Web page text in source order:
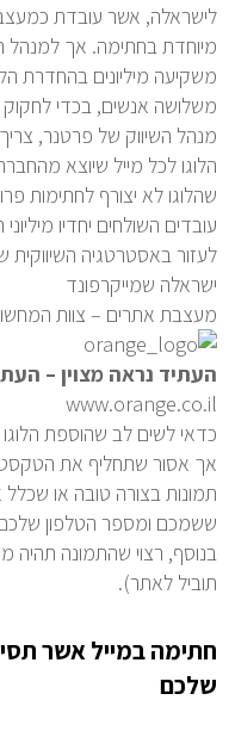
לישראלה, אשר עובדת
מיוחדת בחתימה. אך למנהל
משקיעה מיליונים בהחדרת
משלושה אנשים, בכדי
מנהל השיווק של פרטנר,
הלוגו לכל מייל שיוצא
שהלוגו לא יצורף לחתימות
עובדים השולחים יחדיו
לעזור באסטרטגיה
ישראלה שמייקרפונד
מעצבת אתרים – צוות
העתיד נראה מצוין –
www.orange.co.il
כדאי לשים לב שהוספת
אך אסור שתחליף את הטקסט
תמונות בצורה טובה או שכלל
ששמכם ומספר הטלפון שלכם
בנוסף, רצוי שהתמונה
תוביל לאתר).
חתימה במייל אשר
שלכם